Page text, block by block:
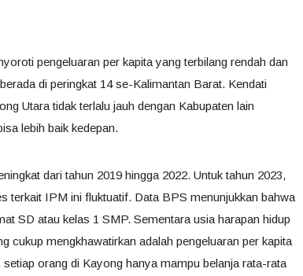
pengeluaran per kapita yang terbilang rendah dan
di peringkat 14 se-Kalimantan Barat. Kendati
Utara tidak terlalu jauh dengan Kabupaten lain
lebih baik kedepan.
dari tahun 2019 hingga 2022. Untuk tahun 2023,
terkait IPM ini fluktuatif. Data BPS menunjukkan bahwa
SD atau kelas 1 SMP. Sementara usia harapan hidup
cukup mengkhawatirkan adalah pengeluaran per kapita
orang di Kayong hanya mampu belanja rata-rata